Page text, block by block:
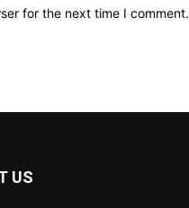
for the next time I comment.
US